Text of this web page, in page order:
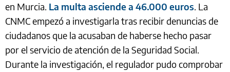
en Murcia. La multa asciende a 46.000 euros. La
CNMC empezó a investigarla tras recibir denuncias de
ciudadanos que la acusaban de haberse hecho pasar
por el servicio de atención de la Seguridad Social.
Durante la investigación, el regulador pudo comprobar